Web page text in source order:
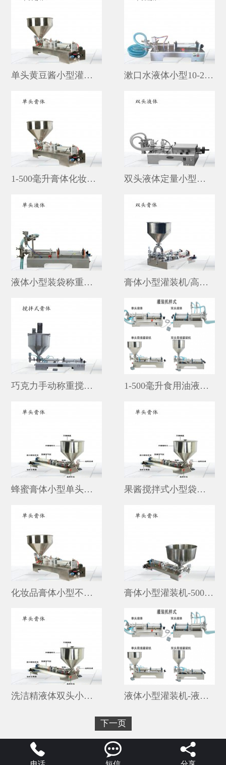
单头黄豆酱小型灌装机价格 漱口水液体小型10-250毫升灌装机厂家
1-500毫升膏体化妆品小型不锈钢灌装机品牌 双头液体定量小型灌装机
液体小型装袋称重灌装机价格 膏体小型灌装机/高粘度小型双头灌装机价格
巧克力手动称重搅拌式立式灌装机 1-500毫升食用油液体小型不锈钢自动灌装机价格
蜂蜜膏体小型单头自动灌装机价格多少 果酱搅拌式小型袋子定量灌装机图片
化妆品膏体小型不锈钢单头灌装机厂家 膏体小型灌装机-500毫升全自动灌装机厂家
洗洁精液体双头小型半自动灌装机价格 液体小型灌装机-液体小型灌装机全自动
下一页
  